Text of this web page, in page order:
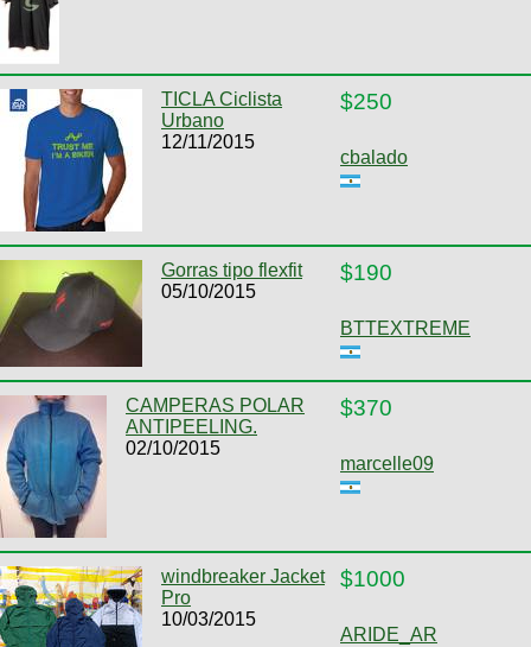
TICLA Ciclista
Urbano
12/11/2015
$250
cbalado
Gorras tipo flexfit
05/10/2015
$190
BTTEXTREME
CAMPERAS POLAR
ANTIPEELING.
02/10/2015
$370
marcelle09
windbreaker Jacket
Pro
10/03/2015
$1000
ARIDE_AR